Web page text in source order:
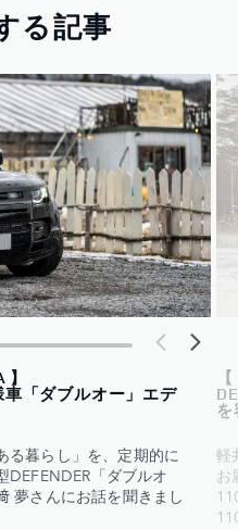
る記事
「ダブルオー」エデ
る暮らし」を、定期的に
「ダブルオ
夢さんにお話を聞きまし
軽
お